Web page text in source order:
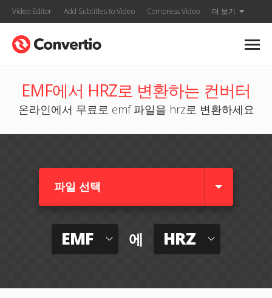
Video Editor Add Subtitles to Video Compress Video 더 보기
EMF에서 HRZ로 변환하는 컨버터
온라인에서 무료로 emf 파일을 hrz로 변환하세요
파일 선택
EMF 에 HRZ